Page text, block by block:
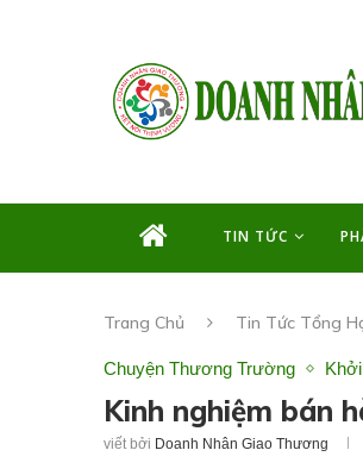
TIN TỨC
Trang Chủ Tin Tức Tổng
Chuyện Thương Trường
Kinh nghiệm bán
viết bởi Doanh Nhân Giao Thương